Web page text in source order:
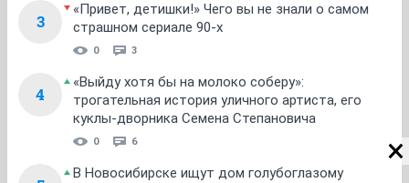
3
«Привет, детишки!» Чего вы не знали о самом
страшном сериале 90-х
0 3
4
«Выйду хотя бы на молоко соберу»:
трогательная история уличного артиста, его
куклы-дворника Семена Степановича
0 6
В Новосибирске ищут дом голубоглазому